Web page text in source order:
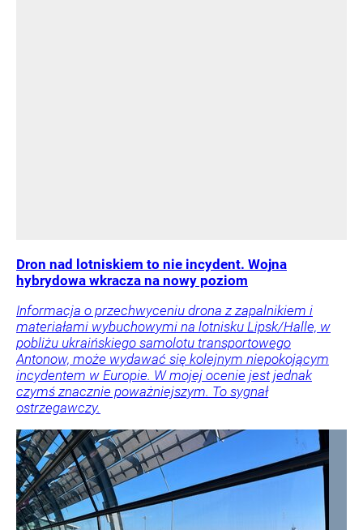
Dron nad lotniskiem to nie incydent. Wojna
hybrydowa wkracza na nowy poziom
Informacja o przechwyceniu drona z zapalnikiem i
materiałami wybuchowymi na lotnisku Lipsk/Halle, w
pobliżu ukraińskiego samolotu transportowego
Antonow, może wydawać się kolejnym niepokojącym
incydentem w Europie. W mojej ocenie jest jednak
czymś znacznie poważniejszym. To sygnał
ostrzegawczy.